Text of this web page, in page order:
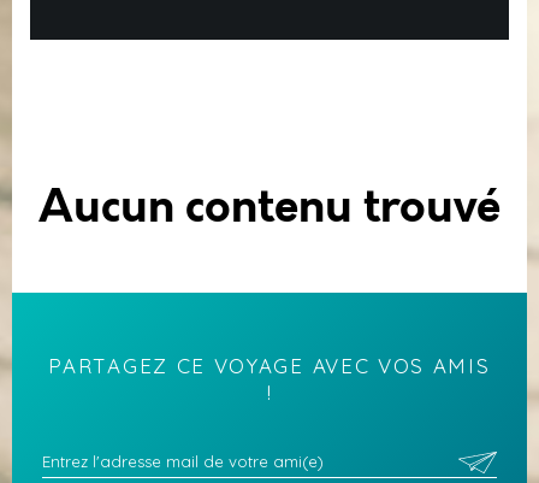
Aucun contenu trouvé
PARTAGEZ CE VOYAGE AVEC VOS AMIS
!